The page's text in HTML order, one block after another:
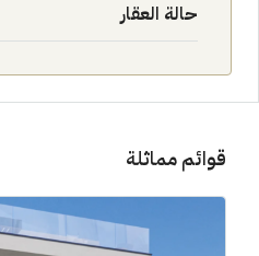
حالة العقار
قوائم مماثلة